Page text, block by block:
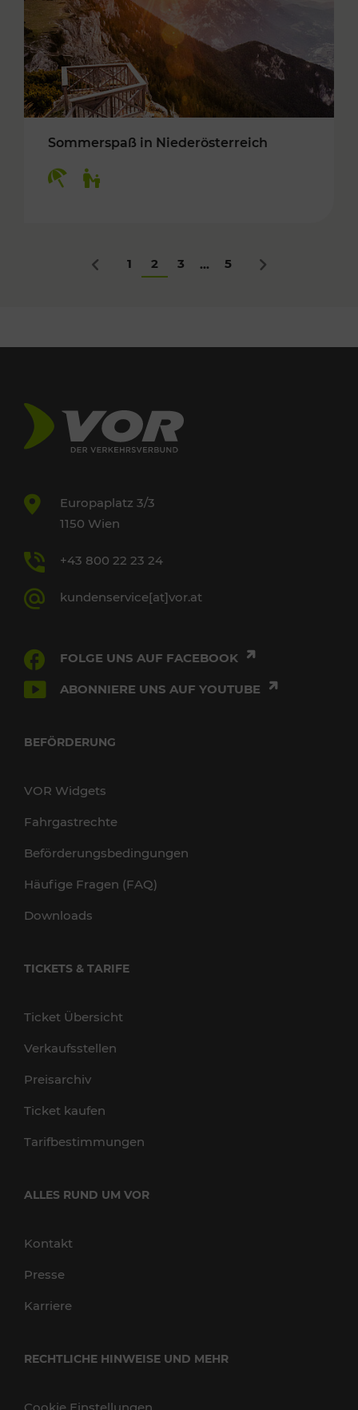
Sommerspaß in Niederösterreich
Zurück
1 2 3 ... 5 Nächstes
Europaplatz 3/3
1150 Wien
+43 800 22 23 24
kundenservice[at]vor.at
FOLGE UNS AUF FACEBOOK
ABONNIERE UNS AUF YOUTUBE
BEFÖRDERUNG
VOR Widgets
Fahrgastrechte
Beförderungsbedingungen
Häufige Fragen (FAQ)
Downloads
TICKETS & TARIFE
Ticket Übersicht
Verkaufsstellen
Preisarchiv
Ticket kaufen
Tarifbestimmungen
ALLES RUND UM VOR
Kontakt
Presse
Karriere
RECHTLICHE HINWEISE UND MEHR